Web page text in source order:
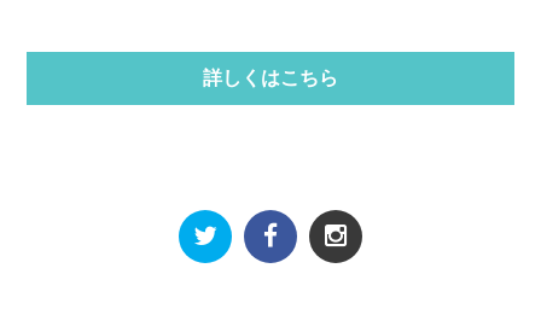
詳しくはこちら